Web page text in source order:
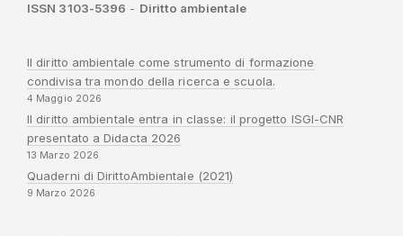
ISSN 3103-5396 - Diritto ambientale
Il diritto ambientale come strumento di formazione
condivisa tra mondo della ricerca e scuola.
4 Maggio 2026
Il diritto ambientale entra in classe: il progetto ISGI-CNR
presentato a Didacta 2026
13 Marzo 2026
Quaderni di DirittoAmbientale (2021)
9 Marzo 2026